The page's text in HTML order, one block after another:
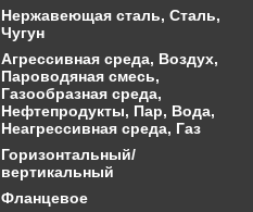
Нержавеющая сталь, Сталь,
Чугун
Агрессивная среда, Воздух,
Пароводяная смесь,
Газообразная среда,
Нефтепродукты, Пар, Вода,
Неагрессивная среда, Газ
Горизонтальный/
вертикальный
Фланцевое